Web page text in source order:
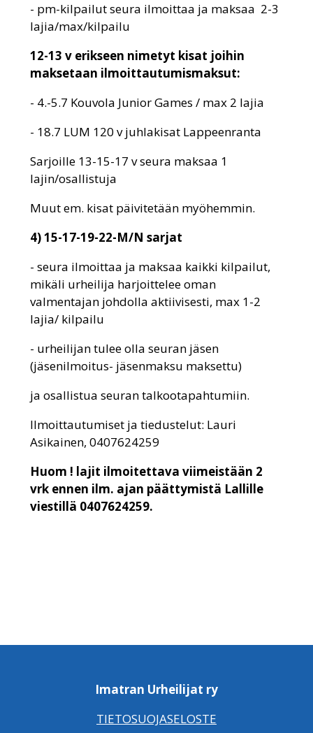
- pm-kilpailut seura ilmoittaa ja maksaa 2-3
lajia/max/kilpailu
12-13 v erikseen nimetyt kisat joihin
maksetaan ilmoittautumismaksut:
- 4.-5.7 Kouvola Junior Games / max 2 lajia
- 18.7 LUM 120 v juhlakisat Lappeenranta
Sarjoille 13-15-17 v seura maksaa 1
lajin/osallistuja
Muut em. kisat päivitetään myöhemmin.
4) 15-17-19-22-M/N sarjat
- seura ilmoittaa ja maksaa kaikki kilpailut,
mikäli urheilija harjoittelee oman
valmentajan johdolla aktiivisesti, max 1-2
lajia/ kilpailu
- urheilijan tulee olla seuran jäsen
(jäsenilmoitus- jäsenmaksu maksettu)
ja osallistua seuran talkootapahtumiin.
Ilmoittautumiset ja tiedustelut: Lauri
Asikainen, 0407624259
Huom ! lajit ilmoitettava viimeistään 2
vrk ennen ilm. ajan päättymistä Lallille
viestillä 0407624259.
Imatran Urheilijat ry
TIETOSUOJASELOSTE